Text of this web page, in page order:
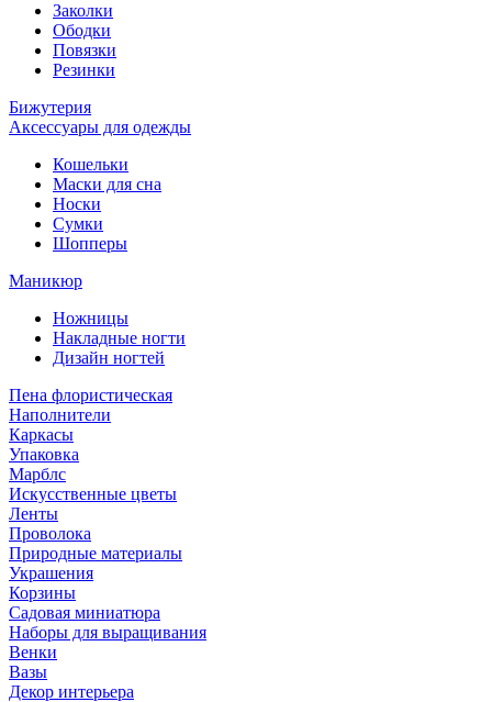
Заколки
Ободки
Повязки
Резинки
Бижутерия
Аксессуары для одежды
Кошельки
Маски для сна
Носки
Сумки
Шопперы
Маникюр
Ножницы
Накладные ногти
Дизайн ногтей
Пена флористическая
Наполнители
Каркасы
Упаковка
Марблс
Искусственные цветы
Ленты
Проволока
Природные материалы
Украшения
Корзины
Садовая миниатюра
Наборы для выращивания
Венки
Вазы
Декор интерьера